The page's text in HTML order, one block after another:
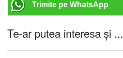
Trimite pe WhatsApp
Te-ar putea interesa și ...